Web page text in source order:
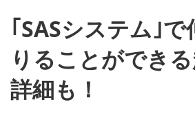
｢SASシステム｣
りることができ
詳細も！